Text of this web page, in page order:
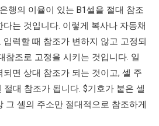
행의 이율이 있는 B1셀을 절대 참조
는 것입니다. 이렇게 복사나 자동채
력할 때 참조가 변하지 않고 고정되
참조로 고정을 시키는 것입니다. 일
면 상대 참조가 되는 것이고, 셀 주
대 참조가 됩니다. $기호가 붙은 셀
그 셀의 주소만 절대적으로 참조하게